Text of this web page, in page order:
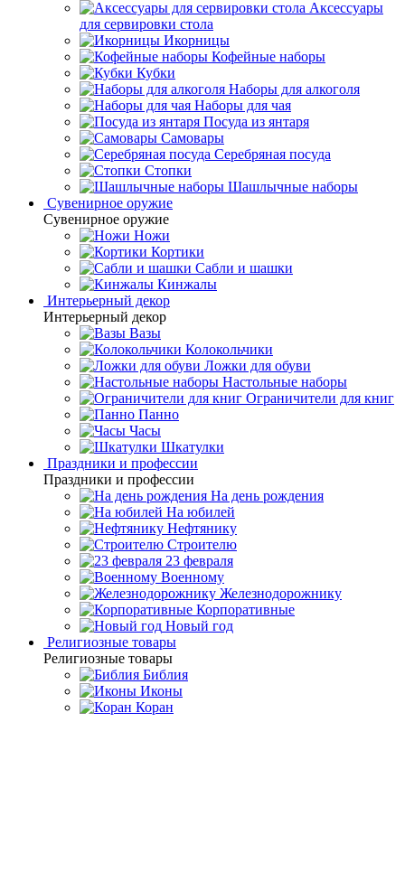
Аксессуары
для сервировки стола
Икорницы
Кофейные наборы
Кубки
Наборы для алкоголя
Наборы для чая
Посуда из янтаря
Самовары
Серебряная посуда
Стопки
Шашлычные наборы
Сувенирное оружие
Сувенирное оружие
Ножи
Кортики
Сабли и шашки
Кинжалы
Интерьерный декор
Интерьерный декор
Вазы
Колокольчики
Ложки для обуви
Настольные наборы
Ограничители для книг
Панно
Часы
Шкатулки
Праздники и профессии
Праздники и профессии
На день рождения
На юбилей
Нефтянику
Строителю
23 февраля
Военному
Железнодорожнику
Корпоративные
Новый год
Религиозные товары
Религиозные товары
Библия
Иконы
Коран